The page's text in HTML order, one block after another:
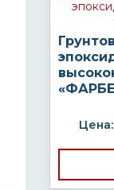
Цена: